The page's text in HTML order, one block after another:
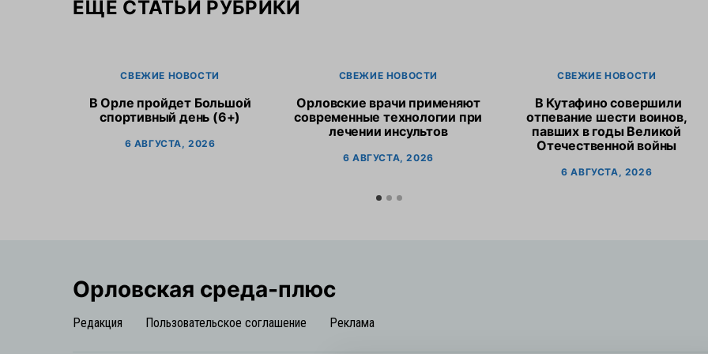
ЕЩЕ СТАТЬИ РУБРИКИ
СВЕЖИЕ НОВОСТИ
В Орле пройдет Большой
спортивный день (6+)
6 АВГУСТА, 2026
СВЕЖИЕ НОВОСТИ
Орловские врачи применяют
современные технологии при
лечении инсультов
6 АВГУСТА, 2026
СВЕЖИЕ НОВОСТИ
В Кутафино совершили
отпевание шести воинов,
павших в годы Великой
Отечественной войны
6 АВГУСТА, 2026
Орловская cреда-плюс
Редакция Пользовательское соглашение Реклама